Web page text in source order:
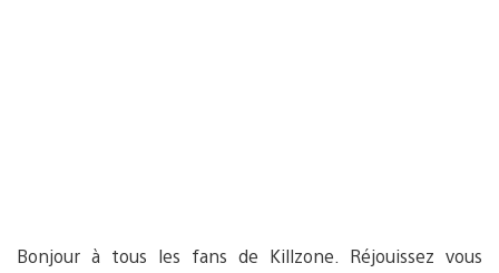
Bonjour à tous les fans de Killzone. Réjouissez vous